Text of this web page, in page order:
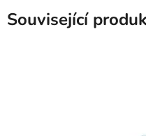
Související